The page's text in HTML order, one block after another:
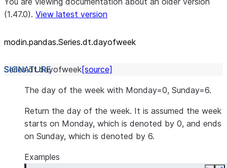
(1.47.0). View latest version
modin.pandas.Series.dt.dayofweek
Series.dt.dayofweek[source]
The day of the week with Monday=0, Sunday=6.
Return the day of the week. It is assumed the week
starts on Monday, which is denoted by 0, and ends
on Sunday, which is denoted by 6.
Examples